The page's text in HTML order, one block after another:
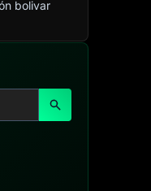
bolivar